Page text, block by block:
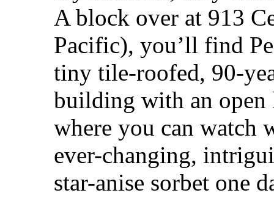
A block over at 913
Pacific), you’ll find
tiny tile-roofed, 90-
building with an open
where you can watch
ever-changing,
star-anise sorbet one